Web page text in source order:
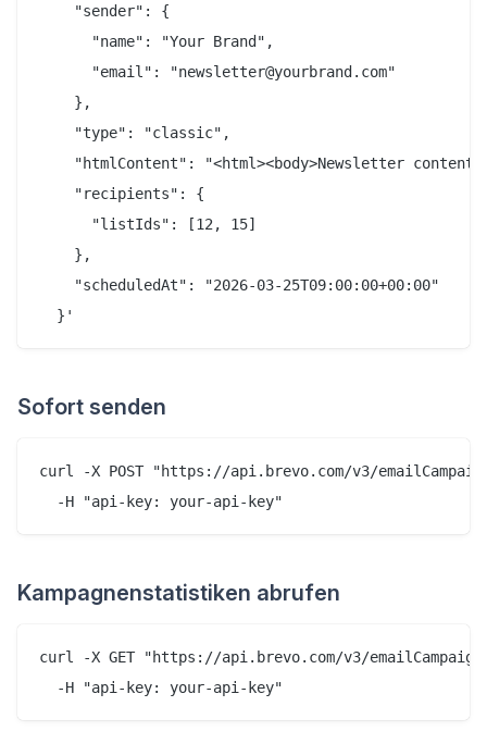
    "sender": {
      "name": "Your Brand",
      "email": "newsletter@yourbrand.com"
    },
    "type": "classic",
"htmlContent": "<html><body>Newsletter content
    "recipients": {
      "listIds": [12, 15]
    },
    "scheduledAt": "2026-03-25T09:00:00+00:00"
Sofort senden
curl -X POST "https://api.brevo.com/v3/
Kampagnenstatistiken abrufen
curl -X GET "https://api.brevo.com/v3/